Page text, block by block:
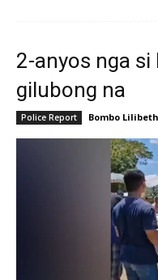
2-anyos nga si
gilubong na
Police Report Bombo